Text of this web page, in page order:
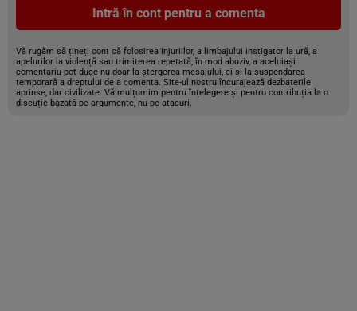
Intră în cont pentru a comenta
Vă rugăm să țineți cont că folosirea injuriilor, a limbajului instigator la ură, a
apelurilor la violență sau trimiterea repetată, în mod abuziv, a aceluiași
comentariu pot duce nu doar la ștergerea mesajului, ci și la suspendarea
temporară a dreptului de a comenta. Site-ul nostru încurajează dezbaterile
aprinse, dar civilizate. Vă mulțumim pentru înțelegere și pentru contribuția la o
discuție bazată pe argumente, nu pe atacuri.